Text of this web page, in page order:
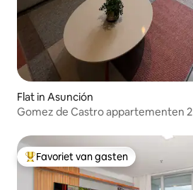
Flat in Asunción
Gomez de Castro appartementen 2
Topfavoriet van gasten
Favoriet van gasten